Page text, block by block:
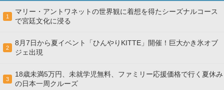
1
マリー・アントワネットの世界観に着想を得たシーズナルコース
で宮廷文化に浸る
2
8月7日から夏イベント「ひんやりKITTE」開催！巨大かき氷オブ
ジェ出現
3
18歳未満5万円、未就学児無料、ファミリー応援価格で行く夏休み
の日本一周クルーズ